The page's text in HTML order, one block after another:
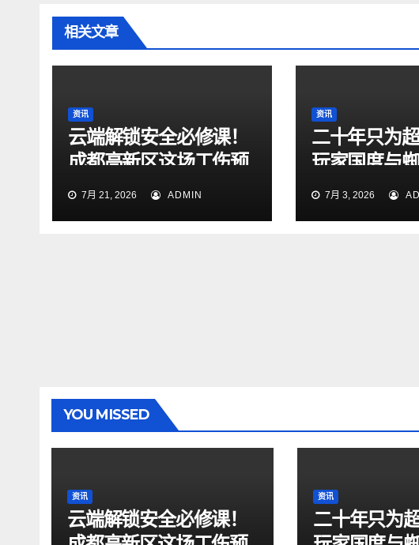
相关文章
资讯
云端解锁安全必修课！
成都高新区这场工伤预
防直播直击生命“黄金
7月 21, 2026 ADMIN
资讯
二十年只为
玩家国度与
英雄新章
7月 3, 2026
YOU MISSED
资讯
云端解锁安全必修课！
资讯
二十年只为